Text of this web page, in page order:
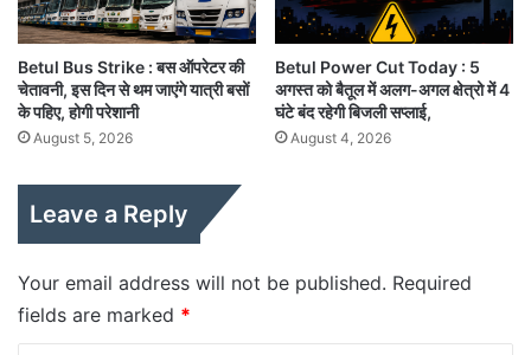
Betul Bus Strike : बस ऑपरेटर की
चेतावनी, इस दिन से थम जाएंगे यात्री बसों
के पहिए, होगी परेशानी
August 5, 2026
Betul Power Cut Today : 5
अगस्त को बैतूल में अलग-अगल क्षेत्रो में 4
घंटे बंद रहेगी बिजली सप्लाई,
August 4, 2026
Leave a Reply
Your email address will not be published. Required
fields are marked *